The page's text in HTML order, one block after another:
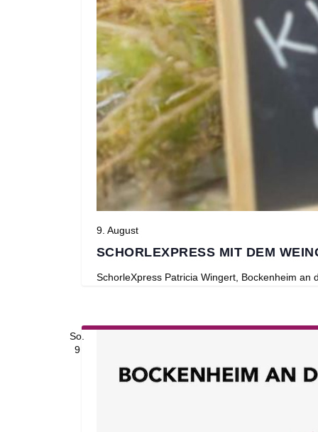
SCHORLEXPRESS MIT DEM
9. August
SchorleXpress Patricia Wingert, Bockenheim an
So.
9